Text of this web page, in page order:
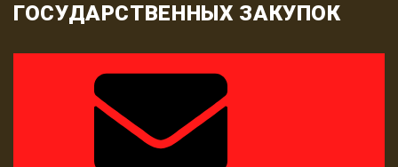
ГОСУДАРСТВЕННЫХ ЗАКУПОК